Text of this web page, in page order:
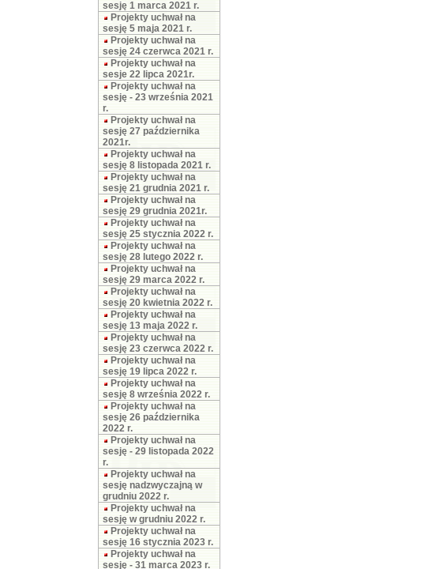
sesję 1 marca 2021 r.
Projekty uchwał na
sesję 5 maja 2021 r.
Projekty uchwał na
sesję 24 czerwca 2021 r.
Projekty uchwał na
sesje 22 lipca 2021r.
Projekty uchwał na
sesję - 23 września 2021
r.
Projekty uchwał na
sesję 27 października
2021r.
Projekty uchwał na
sesję 8 listopada 2021 r.
Projekty uchwał na
sesję 21 grudnia 2021 r.
Projekty uchwał na
sesję 29 grudnia 2021r.
Projekty uchwał na
sesję 25 stycznia 2022 r.
Projekty uchwał na
sesję 28 lutego 2022 r.
Projekty uchwał na
sesję 29 marca 2022 r.
Projekty uchwał na
sesję 20 kwietnia 2022 r.
Projekty uchwał na
sesję 13 maja 2022 r.
Projekty uchwał na
sesję 23 czerwca 2022 r.
Projekty uchwał na
sesję 19 lipca 2022 r.
Projekty uchwał na
sesję 8 września 2022 r.
Projekty uchwał na
sesję 26 października
2022 r.
Projekty uchwał na
sesję - 29 listopada 2022
r.
Projekty uchwał na
sesję nadzwyczajną w
grudniu 2022 r.
Projekty uchwał na
sesję w grudniu 2022 r.
Projekty uchwał na
sesję 16 stycznia 2023 r.
Projekty uchwał na
sesję - 31 marca 2023 r.